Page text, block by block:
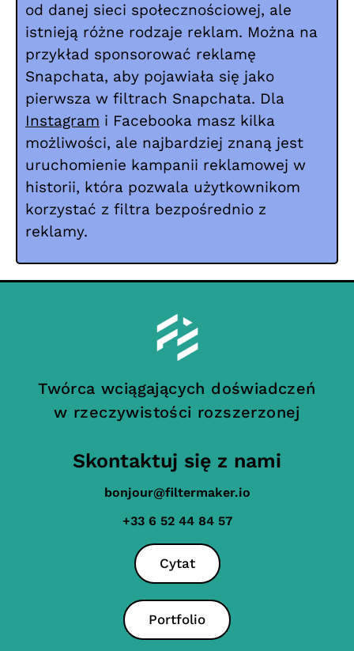
od danej sieci społecznościowej, ale
istnieją różne rodzaje reklam. Można na
przykład sponsorować reklamę
Snapchata, aby pojawiała się jako
pierwsza w filtrach Snapchata. Dla
Instagram i Facebooka masz kilka
możliwości, ale najbardziej znaną jest
uruchomienie kampanii reklamowej w
historii, która pozwala użytkownikom
korzystać z filtra bezpośrednio z
reklamy.
Twórca wciągających doświadczeń
w rzeczywistości rozszerzonej
Skontaktuj się z nami
bonjour@filtermaker.io
+33 6 52 44 84 57
Cytat
Portfolio